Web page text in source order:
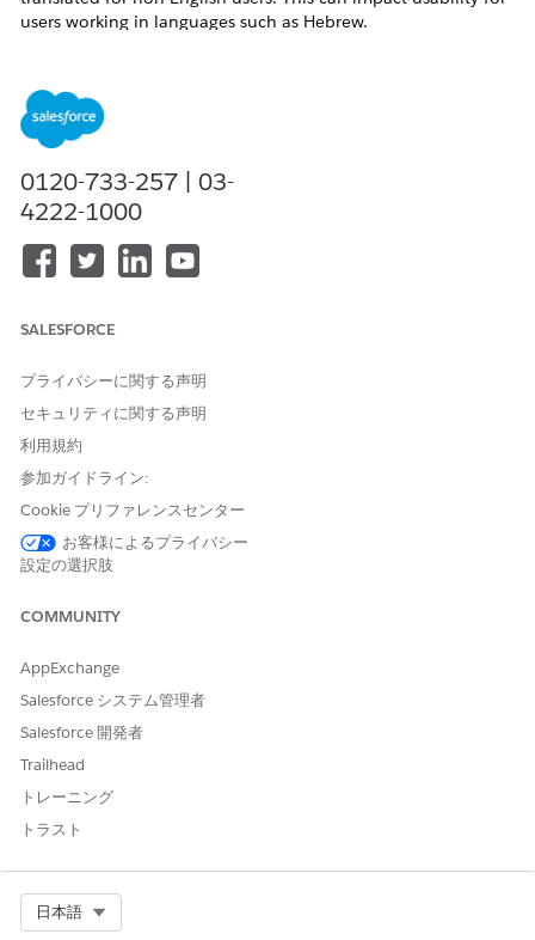
users working in languages such as Hebrew.
translated using the Translation Workbench.
解決策
As a workaround, customers can create a custom quick action
that invokes the underlying flow : Disburse Participant
defined in the desired language (for example, Hebrew),
ナレッジ記事番号
005318929
この記事で問題は解決されましたか?
0120-733-257 | 03-
4222-1000
SALESFORCE
プライバシーに関する声明
セキュリティに関する声明
利用規約
参加ガイドライン:
Cookie プリファレンスセンター
お客様によるプライバシー
設定の選択肢
COMMUNITY
AppExchange
Salesforce システム管理者
Salesforce 開発者
Trailhead
トレーニング
トラスト
日本語